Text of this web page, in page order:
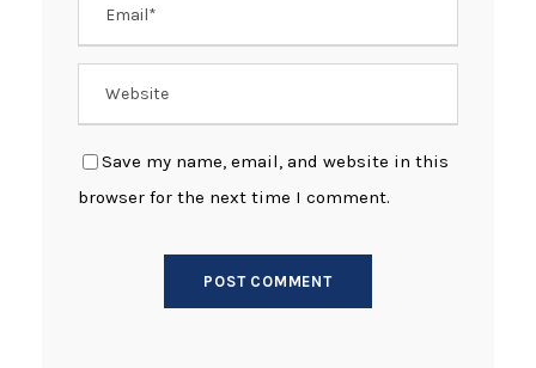
Save my name, email, and website in this
browser for the next time I comment.